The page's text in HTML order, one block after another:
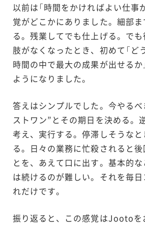
以前は「時間をかければよい仕事
覚がどこかにありました。細部
る。残業してでも仕上げる。で
肢がなくなったとき、初めて「ど
時間の中で最大の成果が出せるか
ようになりました。
答えはシンプルでした。今やる
ストワン”とその期日を決める。
考え、実行する。停滞しそうな
る。日々の業務に忙殺されると
とを、あえて口に出す。基本的
は続けるのが難しい。それを毎
れだけです。
振り返ると、この感覚はJootoを